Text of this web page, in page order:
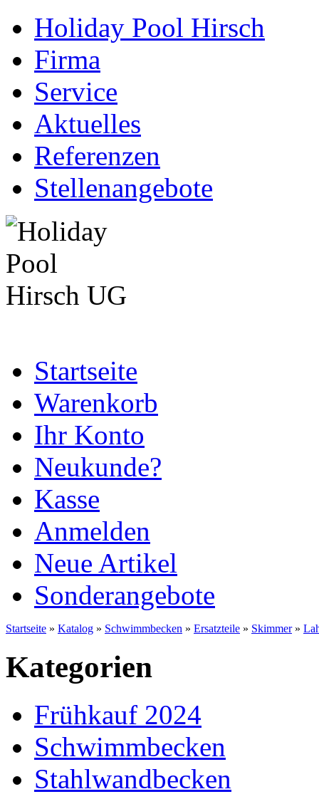
Holiday Pool Hirsch
Firma
Service
Aktuelles
Referenzen
Stellenangebote
Startseite
Warenkorb
Ihr Konto
Neukunde?
Kasse
Anmelden
Neue Artikel
Sonderangebote
Startseite » Katalog » Schwimmbecken » Ersatzteile » Skimmer»
Kategorien
Frühkauf 2024
Schwimmbecken
Stahlwandbecken